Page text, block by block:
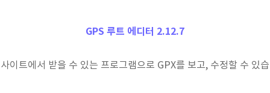
GPS 루트 에디터 2.12.7
이트에서 받을 수 있는 프로그램으로 GPX를 보고, 수정할 수 있